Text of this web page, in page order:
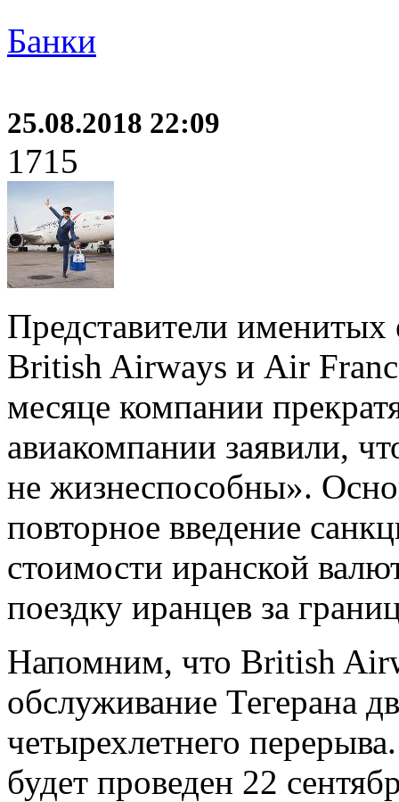
Банки
25.08.2018 22:09
1715
Представители
British Airways и Air
месяце компании
авиакомпании заявили,
не жизнеспособны».
повторное введение
стоимости иранской
поездку иранцев за
Напомним, что British
обслуживание Тегерана
четырехлетнего
будет проведен 22